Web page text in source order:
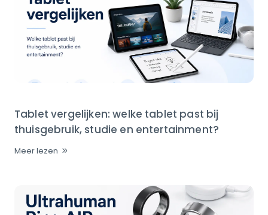
Tablet vergelijken: welke tablet past bij
thuisgebruik, studie en entertainment?
Meer lezen